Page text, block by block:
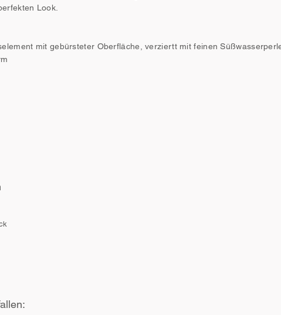
Look.
mit gebürsteter Oberfläche, verziertt mit feinen